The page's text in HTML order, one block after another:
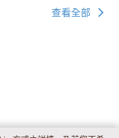
查看全部